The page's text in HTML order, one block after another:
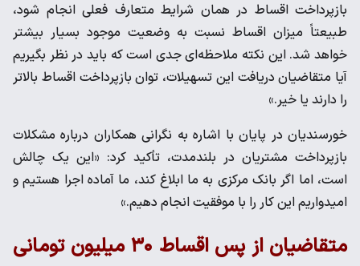
بازپرداخت اقساط در همان شرایط متعارف فعلی انجام شود،
طبیعتاً میزان اقساط نسبت به وضعیت موجود بسیار بیشتر
خواهد شد. این نکته ملاحظه‌ای جدی است که باید در نظر بگیریم
آیا متقاضیان دریافت این تسهیلات، توان بازپرداخت اقساط بالاتر
را دارند یا خیر.»
خورسندیان در پایان با اشاره به نگرانی همکاران درباره مشکلات
بازپرداخت مشتریان در بلندمدت، تأکید کرد: «این یک چالش
است، اما اگر بانک مرکزی به ما ابلاغ کند، ما آماده اجرا هستیم و
امیدواریم این کار را با موفقیت انجام دهیم.»
متقاضیان از پس اقساط ۳۰ میلیون تومانی